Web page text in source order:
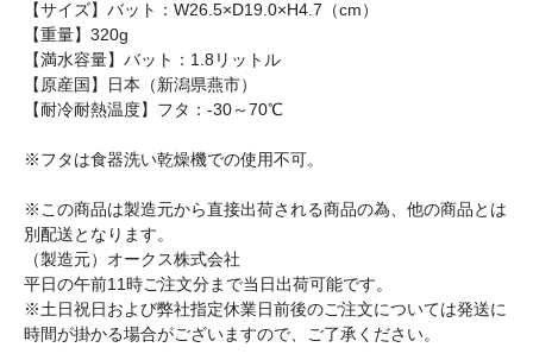
【サイズ】バット：W26.5×D19.0×H4.7（cm）
【重量】320g
【満水容量】バット：1.8リットル
【原産国】日本（新潟県燕市）
【耐冷耐熱温度】フタ：-30～70℃
※フタは食器洗い乾燥機での使用不可。
※この商品は製造元から直接出荷される商品の為、他の商品とは
別配送となります。
（製造元）オークス株式会社
平日の午前11時ご注文分まで当日出荷可能です。
※土日祝日および弊社指定休業日前後のご注文については発送に
時間が掛かる場合がございますので、ご了承ください。